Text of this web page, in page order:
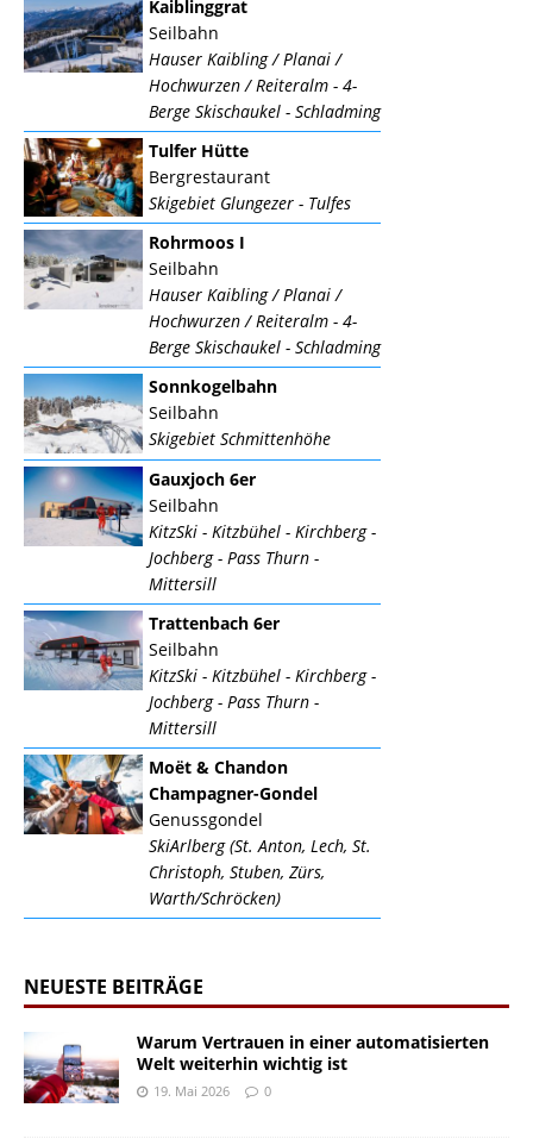
Kaiblinggrat
Seilbahn
Hauser Kaibling / Planai /
Hochwurzen / Reiteralm - 4-
Berge Skischaukel - Schladming
Tulfer Hütte
Bergrestaurant
Skigebiet Glungezer - Tulfes
Rohrmoos I
Seilbahn
Hauser Kaibling / Planai /
Hochwurzen / Reiteralm - 4-
Berge Skischaukel - Schladming
Sonnkogelbahn
Seilbahn
Skigebiet Schmittenhöhe
Gauxjoch 6er
Seilbahn
KitzSki - Kitzbühel - Kirchberg -
Jochberg - Pass Thurn -
Mittersill
Trattenbach 6er
Seilbahn
KitzSki - Kitzbühel - Kirchberg -
Jochberg - Pass Thurn -
Mittersill
Moët & Chandon
Champagner-Gondel
Genussgondel
SkiArlberg (St. Anton, Lech, St.
Christoph, Stuben, Zürs,
Warth/Schröcken)
NEUESTE BEITRÄGE
Warum Vertrauen in einer automatisierten
Welt weiterhin wichtig ist
19. Mai 2026 0